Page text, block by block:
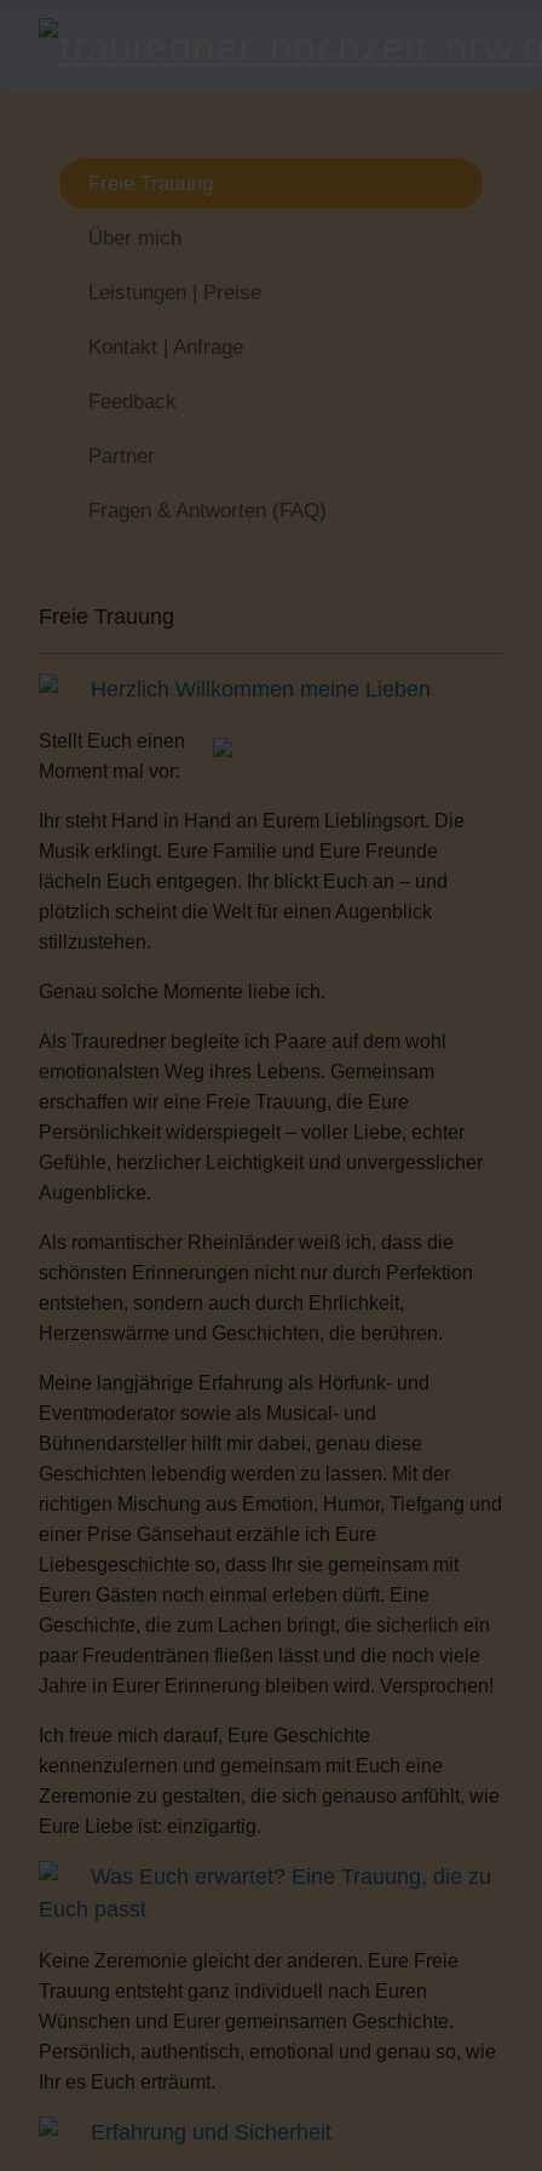
Freie Trauung
Über mich
Leistungen | Preise
Kontakt | Anfrage
Feedback
Partner
Fragen & Antworten (FAQ)
Freie Trauung
Herzlich Willkommen meine Lieben
Stellt Euch einen
Moment mal vor:
Ihr steht Hand in Hand an Eurem Lieblingsort. Die
Musik erklingt. Eure Familie und Eure Freunde
lächeln Euch entgegen. Ihr blickt Euch an – und
plötzlich scheint die Welt für einen Augenblick
stillzustehen.
Genau solche Momente liebe ich.
Als Trauredner begleite ich Paare auf dem wohl
emotionalsten Weg ihres Lebens. Gemeinsam
erschaffen wir eine Freie Trauung, die Eure
Persönlichkeit widerspiegelt – voller Liebe, echter
Gefühle, herzlicher Leichtigkeit und unvergesslicher
Augenblicke.
Als romantischer Rheinländer weiß ich, dass die
schönsten Erinnerungen nicht nur durch Perfektion
entstehen, sondern auch durch Ehrlichkeit,
Herzenswärme und Geschichten, die berühren.
Meine langjährige Erfahrung als Hörfunk- und
Eventmoderator sowie als Musical- und
Bühnendarsteller hilft mir dabei, genau diese
Geschichten lebendig werden zu lassen. Mit der
richtigen Mischung aus Emotion, Humor, Tiefgang und
einer Prise Gänsehaut erzähle ich Eure
Liebesgeschichte so, dass Ihr sie gemeinsam mit
Euren Gästen noch einmal erleben dürft. Eine
Geschichte, die zum Lachen bringt, die sicherlich ein
paar Freudentränen fließen lässt und die noch viele
Jahre in Eurer Erinnerung bleiben wird. Versprochen!
Ich freue mich darauf, Eure Geschichte
kennenzulernen und gemeinsam mit Euch eine
Zeremonie zu gestalten, die sich genauso anfühlt, wie
Eure Liebe ist: einzigartig.
Was Euch erwartet? Eine Trauung, die zu
Euch passt
Keine Zeremonie gleicht der anderen. Eure Freie
Trauung entsteht ganz individuell nach Euren
Wünschen und Eurer gemeinsamen Geschichte.
Persönlich, authentisch, emotional und genau so, wie
Ihr es Euch erträumt.
Erfahrung und Sicherheit